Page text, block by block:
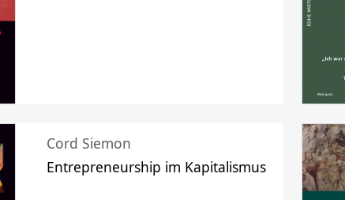
Cord Siemon
Entrepreneurship im Kapitalismus